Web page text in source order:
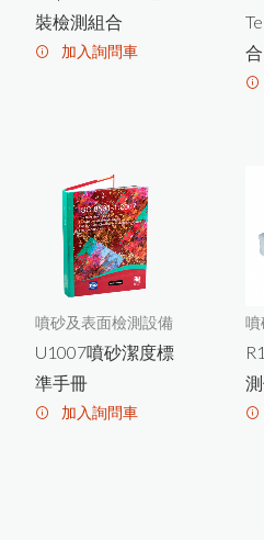
Novo-Curve小物光澤度計
Novo-Gloss Trio三角度光澤度計
KB-230近赤外線NIR水分測定儀
裝檢測組合
加入詢問車
合
噴砂及表面檢測設備
U1007噴砂潔度標
準手冊
加入詢問車
噴